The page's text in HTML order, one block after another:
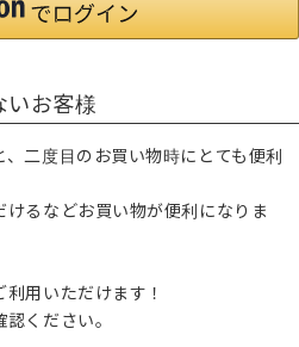
いお客様
二度目のお買い物時にとても便利
るなどお買い物が便利になりま
用いただけます！
認ください。